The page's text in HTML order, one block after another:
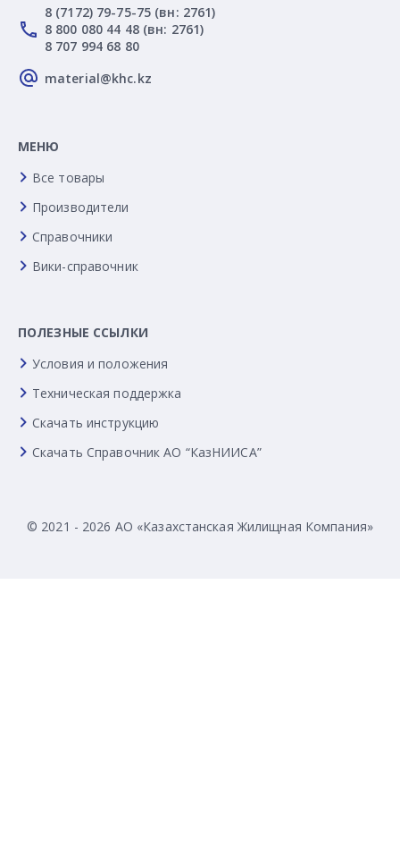
8 (7172) 79-75-75 (вн: 2761)
8 800 080 44 48 (вн: 2761)
8 707 994 68 80
material@khc.kz
МЕНЮ
Все товары
Производители
Справочники
Вики-справочник
ПОЛЕЗНЫЕ ССЫЛКИ
Условия и положения
Техническая поддержка
Скачать инструкцию
Скачать Справочник АО “КазНИИСА”
© 2021 - 2026 АО «Казахстанская Жилищная Компания»